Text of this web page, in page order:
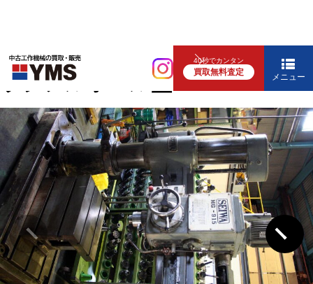
40秒でカンタン
買取無料査定 メニュー
中ぐり・ボール盤
ラジアルボール盤